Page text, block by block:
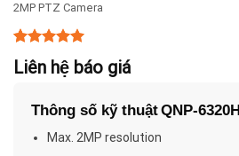
2MP PTZ Camera
5.00
trên 5
dựa trên
15
Liên hệ báo giá
Thông số kỹ thuậtQNP-6320H
Max. 2MP resolution